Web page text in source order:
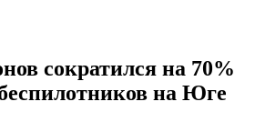
сократился на 70%
на Юге